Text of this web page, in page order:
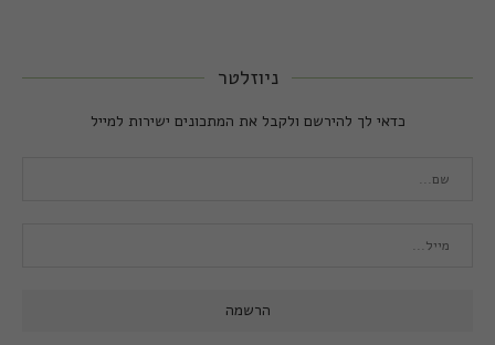
ניוזלטר
כדאי לך להירשם ולקבל את המתכונים ישירות למייל